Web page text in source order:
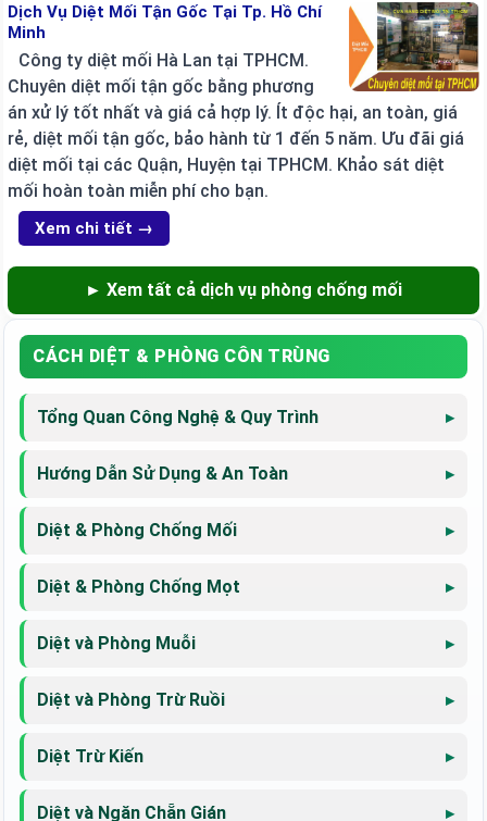
Dịch Vụ Diệt Mối Tận Gốc Tại Tp. Hồ Chí
Minh
Công ty diệt mối Hà Lan tại TPHCM.
Chuyên diệt mối tận gốc bằng phương
án xử lý tốt nhất và giá cả hợp lý. Ít độc hại, an toàn, giá
rẻ, diệt mối tận gốc, bảo hành từ 1 đến 5 năm. Ưu đãi giá
diệt mối tại các Quận, Huyện tại TPHCM. Khảo sát diệt
mối hoàn toàn miễn phí cho bạn.
Xem chi tiết →
► Xem tất cả dịch vụ phòng chống mối
CÁCH DIỆT & PHÒNG CÔN TRÙNG
Tổng Quan Công Nghệ & Quy Trình
Hướng Dẫn Sử Dụng & An Toàn
Diệt & Phòng Chống Mối
Diệt & Phòng Chống Mọt
Diệt và Phòng Muỗi
Diệt và Phòng Trừ Ruồi
Diệt Trừ Kiến
Diệt và Ngăn Chẵn Gián